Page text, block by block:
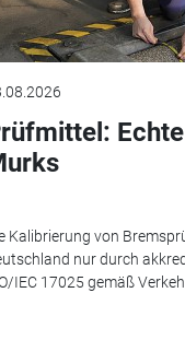
Kalibrierung von
nur durch
IEC 17025 gemäß